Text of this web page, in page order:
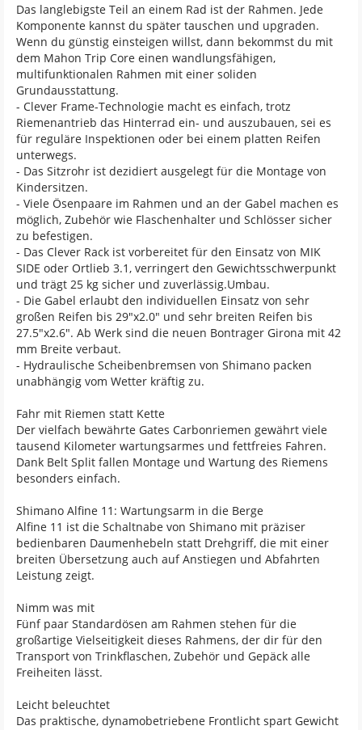
Das langlebigste Teil an einem Rad ist der Rahmen. Jede
Komponente kannst du später tauschen und upgraden.
Wenn du günstig einsteigen willst, dann bekommst du mit
dem Mahon Trip Core einen wandlungsfähigen,
multifunktionalen Rahmen mit einer soliden
Grundausstattung.
- Clever Frame-Technologie macht es einfach, trotz
Riemenantrieb das Hinterrad ein- und auszubauen, sei es
für reguläre Inspektionen oder bei einem platten Reifen
unterwegs.
- Das Sitzrohr ist dezidiert ausgelegt für die Montage von
Kindersitzen.
- Viele Ösenpaare im Rahmen und an der Gabel machen es
möglich, Zubehör wie Flaschenhalter und Schlösser sicher
zu befestigen.
- Das Clever Rack ist vorbereitet für den Einsatz von MIK
SIDE oder Ortlieb 3.1, verringert den Gewichtsschwerpunkt
und trägt 25 kg sicher und zuverlässig.Umbau.
- Die Gabel erlaubt den individuellen Einsatz von sehr
großen Reifen bis 29"x2.0" und sehr breiten Reifen bis
27.5"x2.6". Ab Werk sind die neuen Bontrager Girona mit 42
mm Breite verbaut.
- Hydraulische Scheibenbremsen von Shimano packen
unabhängig vom Wetter kräftig zu.
Fahr mit Riemen statt Kette
Der vielfach bewährte Gates Carbonriemen gewährt viele
tausend Kilometer wartungsarmes und fettfreies Fahren.
Dank Belt Split fallen Montage und Wartung des Riemens
besonders einfach.
Shimano Alfine 11: Wartungsarm in die Berge
Alfine 11 ist die Schaltnabe von Shimano mit präziser
bedienbaren Daumenhebeln statt Drehgriff, die mit einer
breiten Übersetzung auch auf Anstiegen und Abfahrten
Leistung zeigt.
Nimm was mit
Fünf paar Standardösen am Rahmen stehen für die
großartige Vielseitigkeit dieses Rahmens, der dir für den
Transport von Trinkflaschen, Zubehör und Gepäck alle
Freiheiten lässt.
Leicht beleuchtet
Das praktische, dynamobetriebene Frontlicht spart Gewicht